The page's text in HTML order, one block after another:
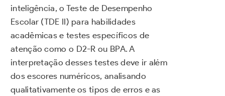
inteligência, o Teste de Desempenho
Escolar (TDE II) para habilidades
acadêmicas e testes específicos de
atenção como o D2-R ou BPA. A
interpretação desses testes deve ir além
dos escores numéricos, analisando
qualitativamente os tipos de erros e as